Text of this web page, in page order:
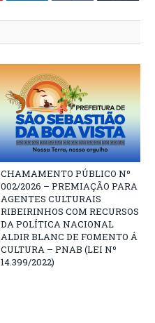
CHAMAMENTO PÚBLICO Nº
002/2026 – PREMIAÇÃO PARA
AGENTES CULTURAIS
RIBEIRINHOS COM RECURSOS
DA POLÍTICA NACIONAL
ALDIR BLANC DE FOMENTO Á
CULTURA – PNAB (LEI Nº
14.399/2022)